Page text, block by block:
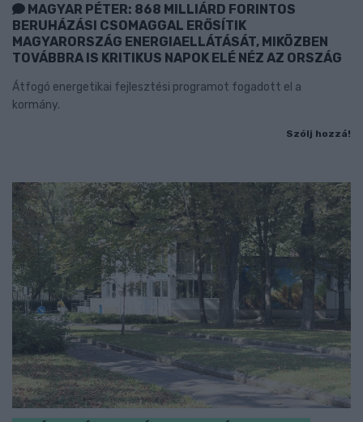
MAGYAR PÉTER: 868 MILLIÁRD FORINTOS
BERUHÁZÁSI CSOMAGGAL ERŐSÍTIK
MAGYARORSZÁG ENERGIAELLÁTÁSÁT, MIKÖZBEN
TOVÁBBRA IS KRITIKUS NAPOK ELÉ NÉZ AZ ORSZÁG
Átfogó energetikai fejlesztési programot fogadott el a
kormány.
Szólj hozzá!